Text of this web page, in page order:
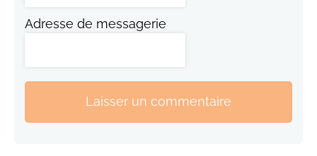
Adresse de messagerie
Laisser un commentaire